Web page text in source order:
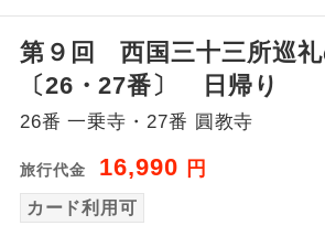
第９回 西国三十三所巡
〔26・27番〕 日帰り
26番 一乗寺・27番 圓教寺
旅行代金 16,990 円
カード利用可
現地添乗員同
行
現地到着空港（駅
（駅）まで添乗員が
バスガイド乗
務
バスガイドが乗務
があります。
新コース 初登場のコースです